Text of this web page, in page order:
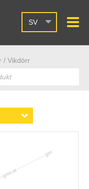
SV
/ Vikdörr